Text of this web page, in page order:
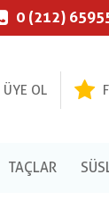
0 (212)
ÜYE OL
TAÇLAR